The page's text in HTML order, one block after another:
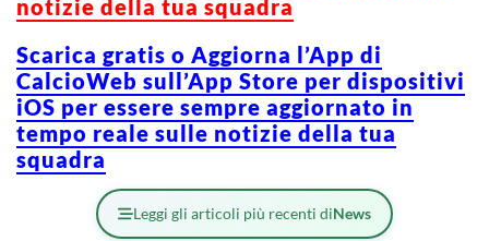
notizie della tua squadra
Scarica gratis o Aggiorna l’App di
CalcioWeb sull’App Store per dispositivi
iOS per essere sempre aggiornato in
tempo reale sulle notizie della tua
squadra
Leggi gli articoli più recenti diNews